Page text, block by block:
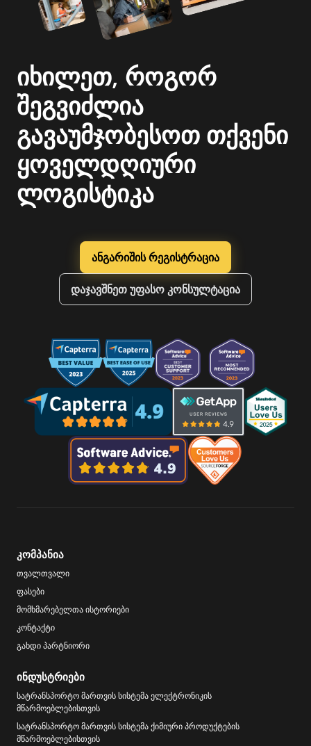
იხილეთ, როგორ
შეგვიძლია
გავაუმჯობესოთ თქვენი
ყოველდღიური
ლოგისტიკა
ანგარიშის რეგისტრაცია
დაჯავშნეთ უფასო კონსულტაცია
კომპანია
თვალთვალი
ფასები
მომხმარებელთა ისტორიები
კონტაქტი
გახდი პარტნიორი
ინდუსტრიები
სატრანსპორტო მართვის სისტემა ელექტრონიკის
მწარმოებლებისთვის
სატრანსპორტო მართვის სისტემა ქიმიური პროდუქტების
მწარმოებლებისთვის